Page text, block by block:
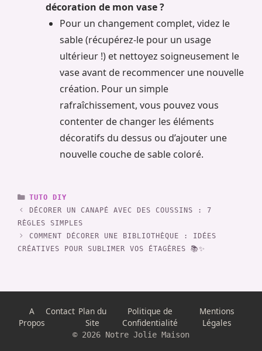
décoration de mon vase ?
Pour un changement complet, videz le
sable (récupérez-le pour un usage
ultérieur !) et nettoyez soigneusement le
vase avant de recommencer une nouvelle
création. Pour un simple
rafraîchissement, vous pouvez vous
contenter de changer les éléments
décoratifs du dessus ou d’ajouter une
nouvelle couche de sable coloré.
CATÉGORIES
TUTO DIY
DÉCORER UN CANAPÉ AVEC DES COUSSINS : 7
RÈGLES SIMPLES
COMMENT DÉCORER UNE BIBLIOTHÈQUE : IDÉES
CRÉATIVES POUR SUBLIMER VOS ÉTAGÈRES 📚✨
A
Propos
Contact Plan du
Site
Politique de
Confidentialité
Mentions
Légales
© 2026 Notre Jolie Maison